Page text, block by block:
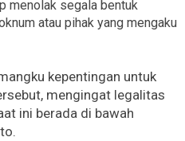
menolak segala bentuk
atau pihak yang mengaku
kepentingan untuk
mengingat legalitas
ini berada di bawah